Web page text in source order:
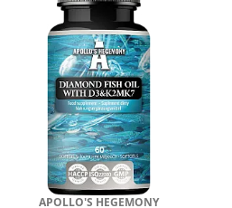
APOLLO'S HEGEMONY